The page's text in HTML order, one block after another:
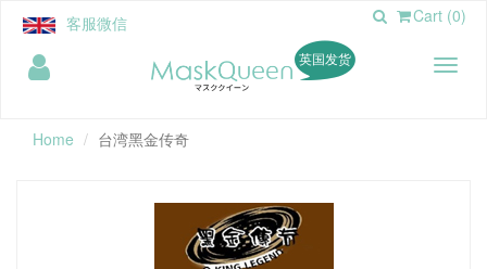
客服微信 Cart (0)
英国发货
Home 台湾黑金传奇